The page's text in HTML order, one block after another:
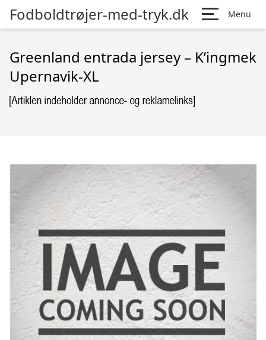
Fodboldtrøjer-med-tryk.dk Menu
Greenland entrada jersey – K’ingmek
Upernavik-XL